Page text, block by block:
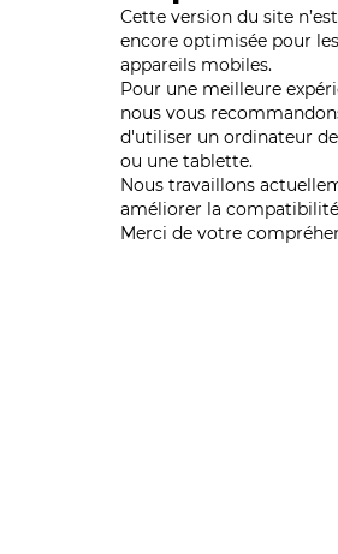
Cette version du site
encore optimisée pour les
appareils mobiles.
Pour une meilleure
nous vous
d'utiliser un ordinateur
ou une tablette.
Nous travaillons
améliorer la
Merci de votre